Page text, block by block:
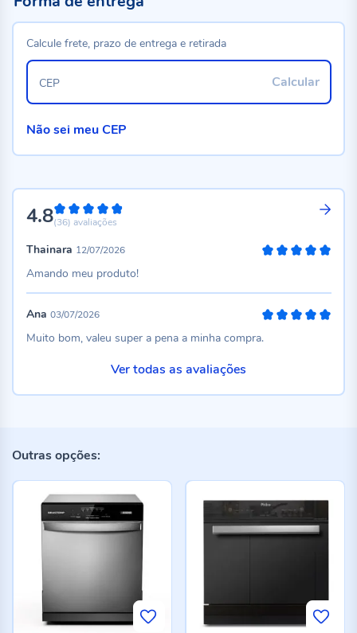
4.896%
(36) avaliações
Thainara 12/07/2026
Amando meu produto!
Ana 03/07/2026
Muito bom, valeu super a pena a minha compra.
Ver todas as avaliações
Calcule frete, prazo de entrega e retirada
Calcular
CEP
Não sei meu CEP
Outras opções: